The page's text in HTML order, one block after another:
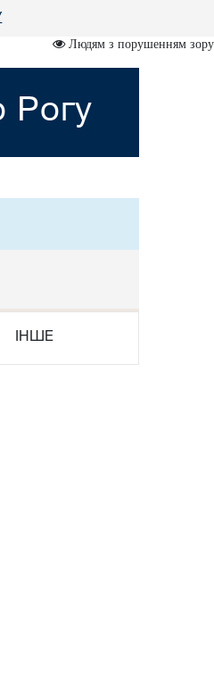
Людям з порушенням зору
Рогу
ІНШЕ